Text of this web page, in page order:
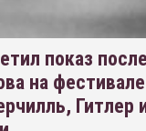
показ
на
Гитлер